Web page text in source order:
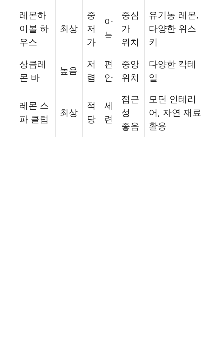
레몬하
이볼 하
우스
최상
중
저
가
아
늑
중심
가
위치
유기농 레몬,
다양한 위스
키
상큼레
몬 바
높음
저
렴
편
안
중앙
위치
다양한 칵테
일
레몬 스
파 클럽
최상
적
당
세
련
접근
성
좋음
모던 인테리
어, 자연 재료
활용